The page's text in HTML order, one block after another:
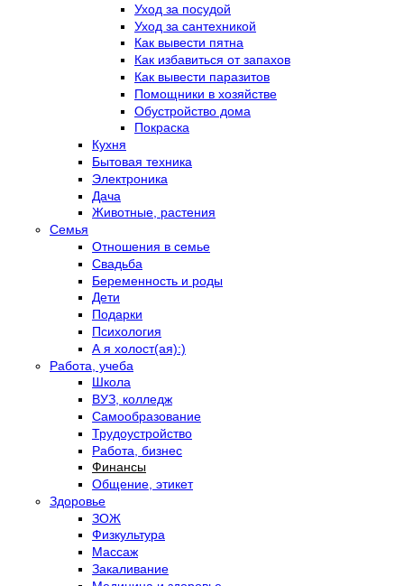
Уход за посудой
Уход за сантехникой
Как вывести пятна
Как избавиться от запахов
Как вывести паразитов
Помощники в хозяйстве
Обустройство дома
Покраска
Кухня
Бытовая техника
Электроника
Дача
Животные, растения
Семья
Отношения в семье
Свадьба
Беременность и роды
Дети
Подарки
Психология
А я холост(ая):)
Работа, учеба
Школа
ВУЗ, колледж
Самообразование
Трудоустройство
Работа, бизнес
Финансы
Общение, этикет
Здоровье
ЗОЖ
Физкультура
Массаж
Закаливание